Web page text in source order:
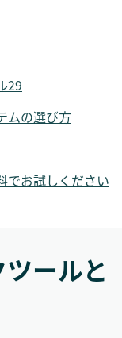
29
ムの選び方
でお試しください
ールと